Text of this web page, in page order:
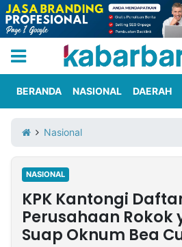
Iklan
Berita
Kami
Nasional
International
Olahraga
Entertainment
Daerah
Pariwisata
Kuliner
Kolom
BERANDA NASIONAL DAERAH
Nasional
NASIONAL
KPK Kantongi
Perusahaan Rokok
Suap Oknum Bea